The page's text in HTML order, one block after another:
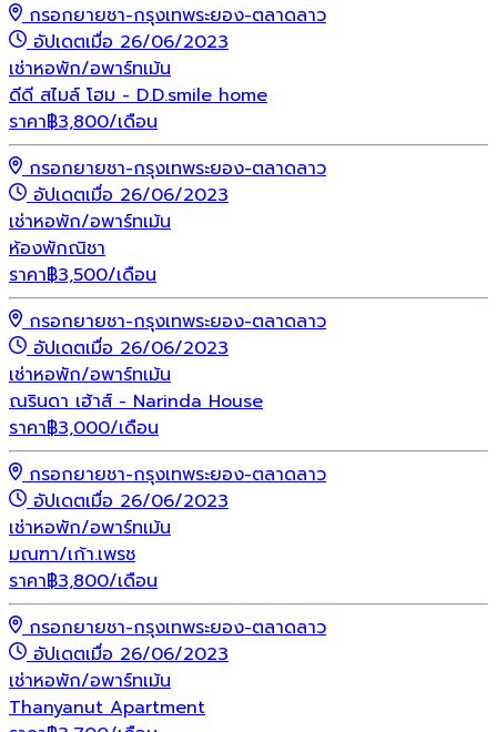
กรอกยายชา-กรุงเทพระยอง-ตลาดลาว
อัปเดตเมื่อ 26/06/2023
เช่าหอพัก/อพาร์ทเม้น
ดีดี สไมล์ โฮม - D.D.smile home
ราคา฿3,800/เดือน
กรอกยายชา-กรุงเทพระยอง-ตลาดลาว
อัปเดตเมื่อ 26/06/2023
เช่าหอพัก/อพาร์ทเม้น
ห้องพักณิชา
ราคา฿3,500/เดือน
กรอกยายชา-กรุงเทพระยอง-ตลาดลาว
อัปเดตเมื่อ 26/06/2023
เช่าหอพัก/อพาร์ทเม้น
ณรินดา เฮ้าส์ - Narinda House
ราคา฿3,000/เดือน
กรอกยายชา-กรุงเทพระยอง-ตลาดลาว
อัปเดตเมื่อ 26/06/2023
เช่าหอพัก/อพาร์ทเม้น
มณฑา/เก้า.เพรช
ราคา฿3,800/เดือน
กรอกยายชา-กรุงเทพระยอง-ตลาดลาว
อัปเดตเมื่อ 26/06/2023
เช่าหอพัก/อพาร์ทเม้น
Thanyanut Apartment